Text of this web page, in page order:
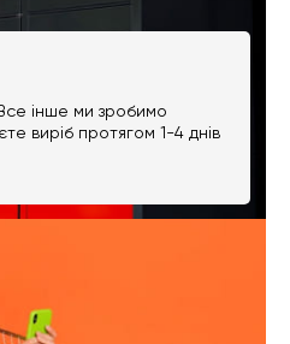
інше ми зробимо
виріб протягом 1-4 днів